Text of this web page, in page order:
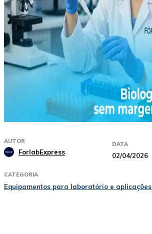
AUTOR
ForlabExpress
DATA
02/04/2026
CATEGORIA
Equipamentos para laboratório e aplicações